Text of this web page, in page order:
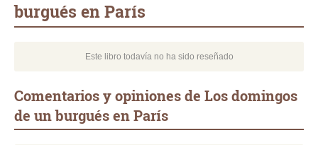
burgués en París
Este libro todavía no ha sido reseñado
Comentarios y opiniones de Los domingos
de un burgués en París